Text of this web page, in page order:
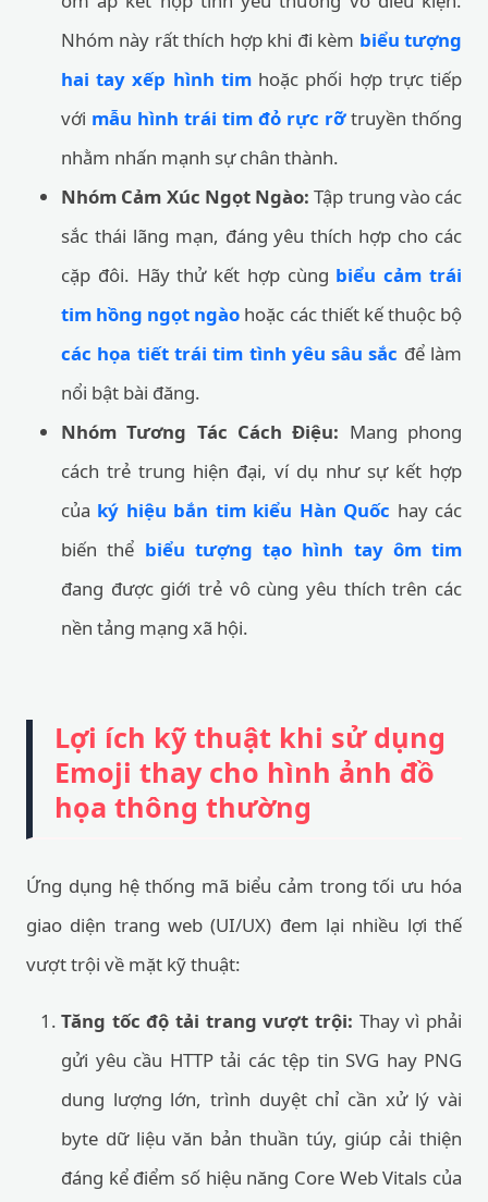
Nhóm này rất thích hợp khi đi kèm biểu tượng
hai tay xếp hình timhoặc phối hợp trực tiếp
với mẫu hình trái tim đỏ rực rỡtruyền thống
nhằm nhấn mạnh sự chân thành.
Nhóm Cảm Xúc Ngọt Ngào: Tập trung vào các
sắc thái lãng mạn, đáng yêu thích hợp cho các
cặp đôi. Hãy thử kết hợp cùng biểu cảm trái
tim hồng ngọt ngào hoặc các thiết kế thuộc bộ
các họa tiết trái tim tình yêu sâu sắc để làm
nổi bật bài đăng.
Nhóm Tương Tác Cách Điệu: Mang phong
cách trẻ trung hiện đại, ví dụ như sự kết hợp
của ký hiệu bắn tim kiểu Hàn Quốc hay các
biến thể biểu tượng tạo hình tay ôm tim
đang được giới trẻ vô cùng yêu thích trên các
nền tảng mạng xã hội.
Lợi ích kỹ thuật khi sử dụng
Emoji thay cho hình ảnh đồ
họa thông thường
Ứng dụng hệ thống mã biểu cảm trong tối ưu hóa
giao diện trang web (UI/UX) đem lại nhiều lợi thế
vượt trội về mặt kỹ thuật:
Tăng tốc độ tải trang vượt trội: Thay vì phải
gửi yêu cầu HTTP tải các tệp tin SVG hay PNG
dung lượng lớn, trình duyệt chỉ cần xử lý vài
byte dữ liệu văn bản thuần túy, giúp cải thiện
đáng kể điểm số hiệu năng Core Web Vitals của